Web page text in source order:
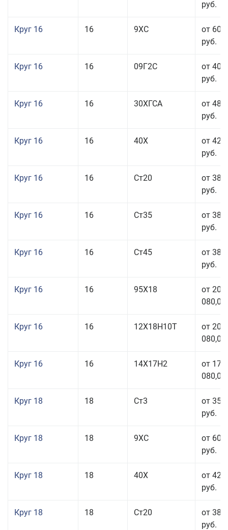
руб.
Круг 16 16 9ХС
от 60
руб.
Круг 16 16 09Г2С
от 40
руб.
Круг 16 16 30ХГСА
от 48
руб.
Круг 16 16 40Х
от 42
руб.
Круг 16 16 Ст20
от 38
руб.
Круг 16 16 Ст35
от 38
руб.
Круг 16 16 Ст45
от 38
руб.
Круг 16 16 95Х18
от 208
080,00
Круг 16 16 12Х18Н10Т
от 209
080,00
Круг 16 16 14Х17Н2
от 175
080,00
Круг 18 18 Ст3
от 35
руб.
Круг 18 18 9ХС
от 60
руб.
Круг 18 18 40Х
от 42
руб.
Круг 18 18 Ст20
от 38
руб.